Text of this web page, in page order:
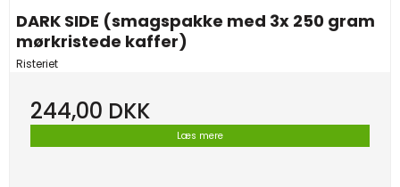
DARK SIDE (smagspakke med 3x 250 gram
mørkristede kaffer)
Risteriet
244,00 DKK
Læs mere